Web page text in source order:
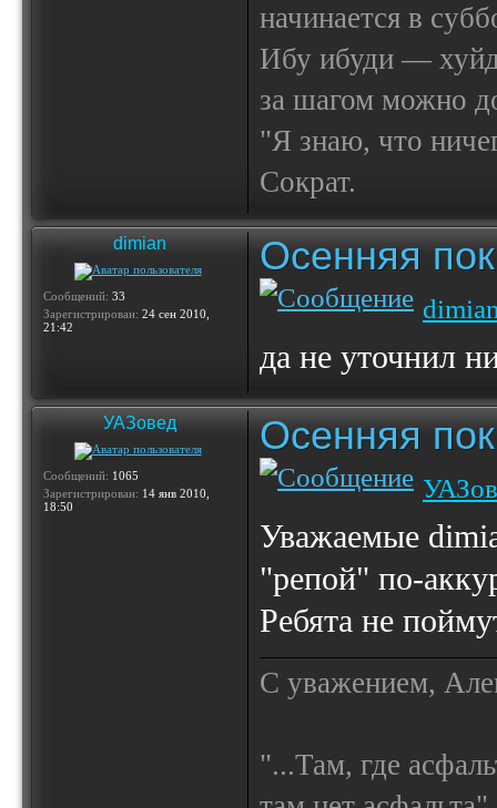
начинается в
Ибу ибуди —
за шагом можно
"Я знаю, что
Сократ.
dimian
Сообщений: 33
Зарегистрирован: 24 сен 2010,
21:42
Осенняя
да не уточнил
УАЗовед
Сообщений: 1065
Зарегистрирован: 14 янв 2010,
18:50
Осенняя
Уважаемые
"репой" по-
Ребята не
С уважением,
"...Там, где